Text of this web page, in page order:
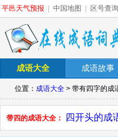
平邑天气预报 中国地图 区号查询
成语大全 成语故事
位置： 成语大全 > 带有四字的成
带四的成语大全： 四开头的成